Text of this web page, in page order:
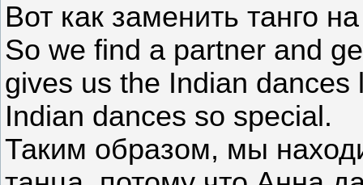
Вот как заменить танго
So we find a partner and
gives us the Indian
Indian dances so special.
Таким образом, мы